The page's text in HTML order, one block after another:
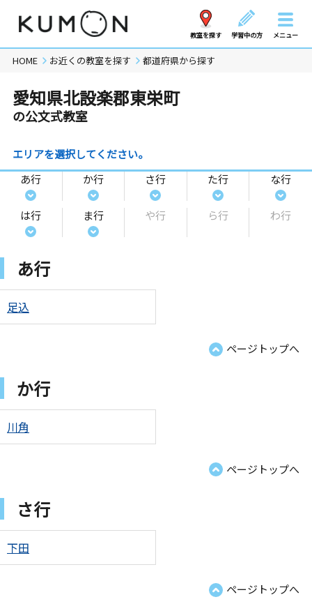
教室を探す 学習中の方 メニュー
HOME お近くの教室を探す 都道府県から探す
愛知県北設楽郡東栄町
の公文式教室
エリアを選択してください。
あ行
か行 さ行 た行 な行
は行 ま行 や行 ら行 わ行
あ行
足込
ページトップへ
か行
川角
ページトップへ
さ行
下田
ページトップへ